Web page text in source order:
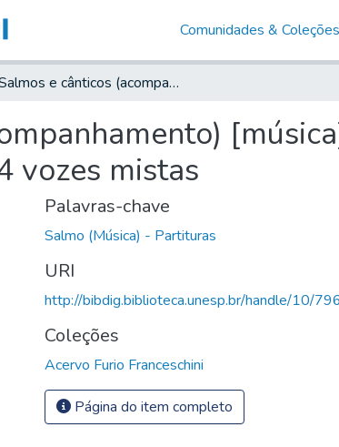
Comunidades & Coleções
Salmos e cânticos (acompanhamento) [música] : para harmônio ou órgão e harmonização para 4 vozes mistas
vozes mistas
Palavras-chave
Salmo (Música) - Partituras
URI
http://bibdig.biblioteca.unesp.br/handle/10/
Coleções
Acervo Furio Franceschini
Página do item completo